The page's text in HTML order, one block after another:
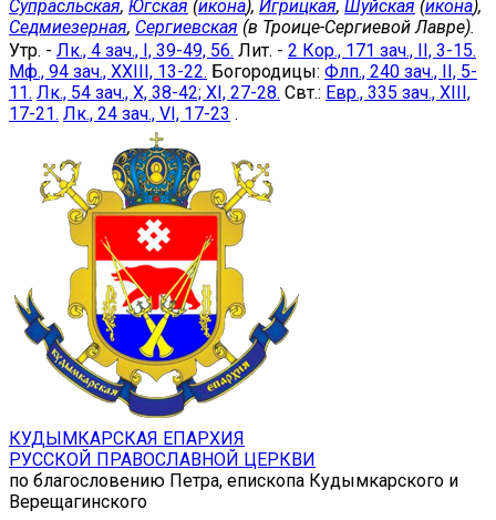
Супрасльская, Югская (икона), Игрицкая, Шуйская (икона),
Седмиезерная, Сергиевская (в Троице-Сергиевой Лавре).
Утр. - Лк., 4 зач., I, 39-49, 56. Лит. - 2 Кор., 171 зач., II, 3-15.
Мф., 94 зач., XXIII, 13-22. Богородицы: Флп., 240 зач., II, 5-
11. Лк., 54 зач., X, 38-42; XI, 27-28. Свт.: Евр., 335 зач., XIII,
17-21. Лк., 24 зач., VI, 17-23 .
КУДЫМКАРСКАЯ ЕПАРХИЯ
РУССКОЙ ПРАВОСЛАВНОЙ ЦЕРКВИ
по благословению Петра, епископа Кудымкарского и
Верещагинского